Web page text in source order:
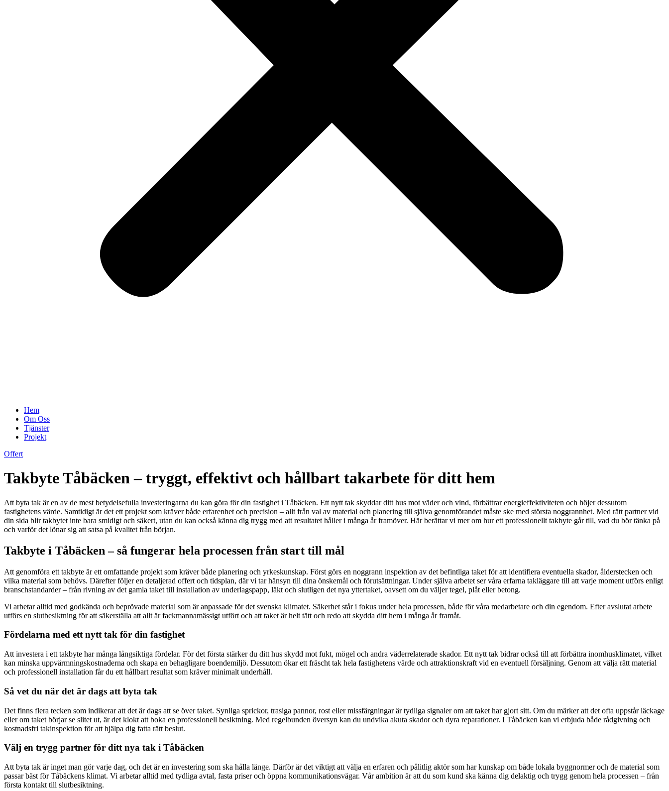
Hem
Om Oss
Tjänster
Projekt
Offert
Takbyte Tåbäcken – tryggt, effektivt och hållbart takarbete för ditt hem
Att byta tak är en av de mest betydelsefulla investeringarna du kan göra för din fastighet i Tåbäcken. Ett nytt tak skyddar ditt hus mot väder och vind, förbättrar energieffektiviteten och höjer dessutom
fastighetens värde. Samtidigt är det ett projekt som kräver både erfarenhet och precision – allt från val av material och planering till själva genomförandet måste ske med största noggrannhet. Med rätt partner vid
din sida blir takbytet inte bara smidigt och säkert, utan du kan också känna dig trygg med att resultatet håller i många år framöver. Här berättar vi mer om hur ett professionellt takbyte går till, vad du bör tänka på
och varför det lönar sig att satsa på kvalitet från början.
Takbyte i Tåbäcken – så fungerar hela processen från start till mål
Att genomföra ett takbyte är ett omfattande projekt som kräver både planering och yrkeskunskap. Först görs en noggrann inspektion av det befintliga taket för att identifiera eventuella skador, ålderstecken och
vilka material som behövs. Därefter följer en detaljerad offert och tidsplan, där vi tar hänsyn till dina önskemål och förutsättningar. Under själva arbetet ser våra erfarna takläggare till att varje moment utförs enligt
branschstandarder – från rivning av det gamla taket till installation av underlagspapp, läkt och slutligen det nya yttertaket, oavsett om du väljer tegel, plåt eller betong.
Vi arbetar alltid med godkända och beprövade material som är anpassade för det svenska klimatet. Säkerhet står i fokus under hela processen, både för våra medarbetare och din egendom. Efter avslutat arbete
utförs en slutbesiktning för att säkerställa att allt är fackmannamässigt utfört och att taket är helt tätt och redo att skydda ditt hem i många år framåt.
Fördelarna med ett nytt tak för din fastighet
Att investera i ett takbyte har många långsiktiga fördelar. För det första stärker du ditt hus skydd mot fukt, mögel och andra väderrelaterade skador. Ett nytt tak bidrar också till att förbättra inomhusklimatet, vilket
kan minska uppvärmningskostnaderna och skapa en behagligare boendemiljö. Dessutom ökar ett fräscht tak hela fastighetens värde och attraktionskraft vid en eventuell försäljning. Genom att välja rätt material
och professionell installation får du ett hållbart resultat som kräver minimalt underhåll.
Så vet du när det är dags att byta tak
Det finns flera tecken som indikerar att det är dags att se över taket. Synliga sprickor, trasiga pannor, rost eller missfärgningar är tydliga signaler om att taket har gjort sitt. Om du märker att det ofta uppstår läckage
eller om taket börjar se slitet ut, är det klokt att boka en professionell besiktning. Med regelbunden översyn kan du undvika akuta skador och dyra reparationer. I Tåbäcken kan vi erbjuda både rådgivning och
kostnadsfri takinspektion för att hjälpa dig fatta rätt beslut.
Välj en trygg partner för ditt nya tak i Tåbäcken
Att byta tak är inget man gör varje dag, och det är en investering som ska hålla länge. Därför är det viktigt att välja en erfaren och pålitlig aktör som har kunskap om både lokala byggnormer och de material som
passar bäst för Tåbäckens klimat. Vi arbetar alltid med tydliga avtal, fasta priser och öppna kommunikationsvägar. Vår ambition är att du som kund ska känna dig delaktig och trygg genom hela processen – från
första kontakt till slutbesiktning.